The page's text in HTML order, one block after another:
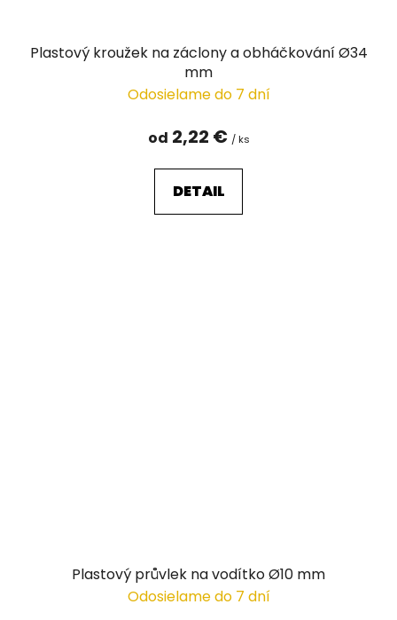
Plastový kroužek na záclony a obháčkování Ø34
mm
Odosielame do 7 dní
od 2,22 € / ks
DETAIL
Plastový průvlek na vodítko Ø10 mm
Odosielame do 7 dní